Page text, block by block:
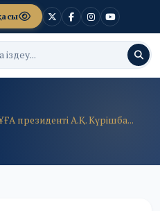
президенті А.Қ. Күрішба...